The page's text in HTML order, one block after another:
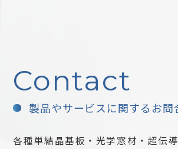
Contact
製品やサービスに関するお問
各種単結晶基板・光学窓材・超伝